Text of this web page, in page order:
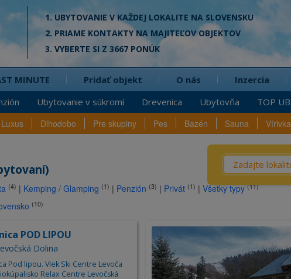
1. UBYTOVANIE V KAŽDEJ LOKALITE NA SLOVENSKU
2. PRIAME KONTAKTY NA MAJITEĽOV OBJEKTOV
3. VYBERTE SI Z 3667 PONÚK
Ubytovanie v súkromí Drevenica Ubytovňa TOP
MINUTE Pridať objekt O nás Inzercia
Luxus Dlhodobo Pre skupiny Pes Bazén Sauna Vírivka
Čo? / Kde?
Penzión
Chata
Drevenica
Apartmán
(4) | Kemping / Glamping (1) | Penzión (3) | Privát (1) | Všetky typy (11)
(10)
POD LIPOU
Dolina
Pod lipou. Vlek Ski Centre Levoča
Relax Centre Levočská